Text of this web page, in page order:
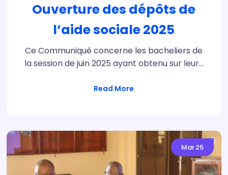
Ouverture des dépôts de
l’aide sociale 2025
Ce Communiqué concerne les bacheliers de
la session de juin 2025 ayant obtenu sur leur…
Read More
Mar25